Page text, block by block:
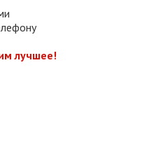
лучшее!